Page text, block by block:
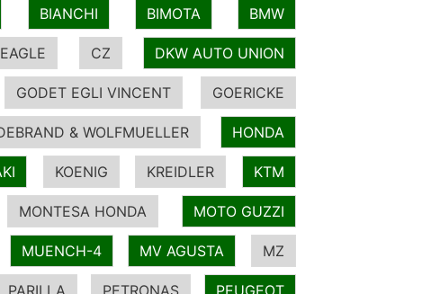
BIANCHI BIMOTA BMW
CZ DKW AUTO UNION
GODET EGLI VINCENT GOERICKE
& WOLFMUELLER HONDA
KOENIG KREIDLER KTM
MONTESA HONDA MOTO GUZZI
MUENCH-4 MV AGUSTA MZ
PARILLA PETRONAS PEUGEOT